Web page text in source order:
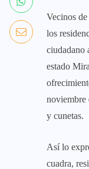
Vecinos
los
ciudadano
estado
noviembre
y cunetas.
Así lo
cuadra,